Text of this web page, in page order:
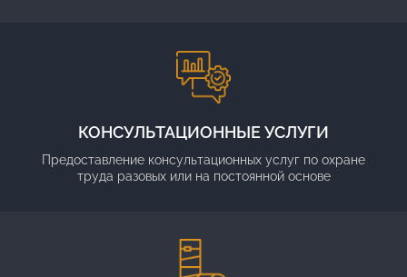
КОНСУЛЬТАЦИОННЫЕ УСЛУГИ
Предоставление консультационных услуг по охране
труда разовых или на постоянной основе